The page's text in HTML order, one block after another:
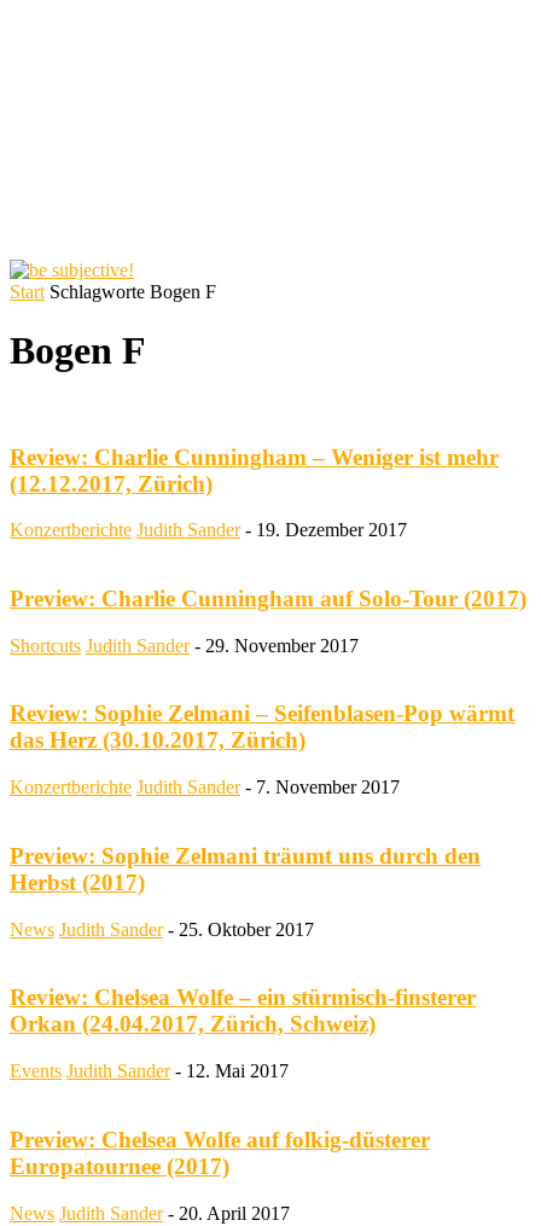
Start Schlagworte Bogen F
Bogen F
Review: Charlie Cunningham – Weniger ist mehr
(12.12.2017, Zürich)
Konzertberichte Judith Sander - 19. Dezember 2017
Preview: Charlie Cunningham auf Solo-Tour (2017)
Shortcuts Judith Sander - 29. November 2017
Review: Sophie Zelmani – Seifenblasen-Pop wärmt
das Herz (30.10.2017, Zürich)
Konzertberichte Judith Sander - 7. November 2017
Preview: Sophie Zelmani träumt uns durch den
Herbst (2017)
News Judith Sander - 25. Oktober 2017
Review: Chelsea Wolfe – ein stürmisch-finsterer
Orkan (24.04.2017, Zürich, Schweiz)
Events Judith Sander - 12. Mai 2017
Preview: Chelsea Wolfe auf folkig-düsterer
Europatournee (2017)
News Judith Sander - 20. April 2017